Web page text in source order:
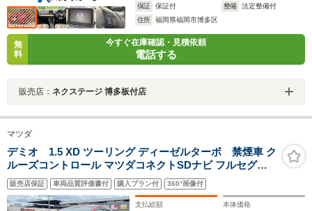
保証
保証付 整備
法定整備付
住所
福岡県福岡市博多区
無
料
今すぐ在庫確認・見積依頼
電話する
販売店： ネクステージ 博多板付店
マツダ
デミオ 1.5 XD ツーリング ディーゼルターボ 禁煙車 ク
ルーズコントロール マツダコネクトSDナビ フルセグ
DVD再生 BTオーディオ F席シートヒーター パドルシフト
ETC 純正16インチアルミホイール アドバンストキー LED
ヘッドライト フォグランプ Aストップ
販売店保証 車両品質評価書付 購入プラン付 360°画像付
支払総額 本体価格